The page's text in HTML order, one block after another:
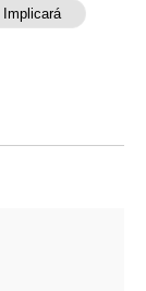
Implicará